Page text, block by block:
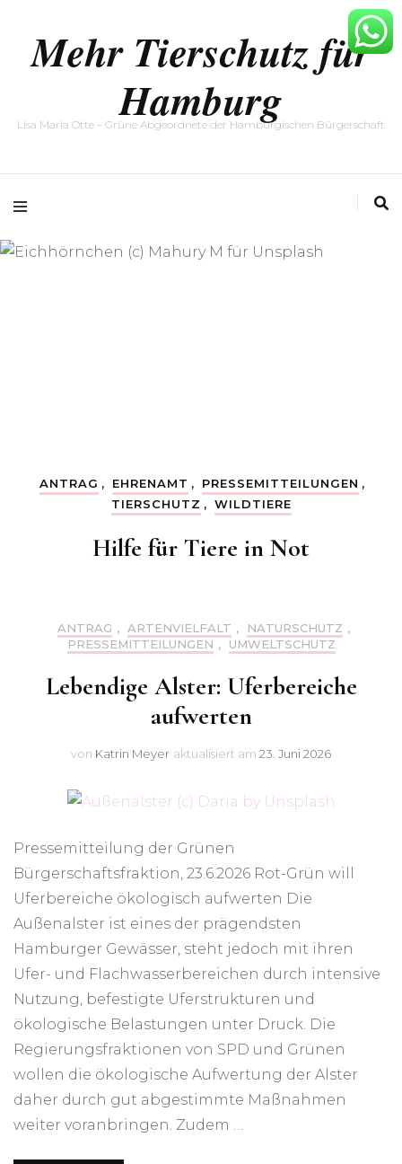
Mehr Tierschutz für
Hamburg
Lisa Maria Otte – Grüne Abgeordnete der Hamburgischen Bürgerschaft
ANTRAG , EHRENAMT , PRESSEMITTEILUNGEN ,
TIERSCHUTZ , WILDTIERE
Hilfe für Tiere in Not
ANTRAG , ARTENVIELFALT , NATURSCHUTZ ,
PRESSEMITTEILUNGEN , UMWELTSCHUTZ
Lebendige Alster: Uferbereiche
aufwerten
von Katrin Meyer aktualisiert am 23. Juni 2026
Pressemitteilung der Grünen
Bürgerschaftsfraktion, 23.6.2026 Rot-Grün will
Uferbereiche ökologisch aufwerten Die
Außenalster ist eines der prägendsten
Hamburger Gewässer, steht jedoch mit ihren
Ufer- und Flachwasserbereichen durch intensive
Nutzung, befestigte Uferstrukturen und
ökologische Belastungen unter Druck. Die
Regierungsfraktionen von SPD und Grünen
wollen die ökologische Aufwertung der Alster
daher durch gut abgestimmte Maßnahmen
weiter voranbringen. Zudem …